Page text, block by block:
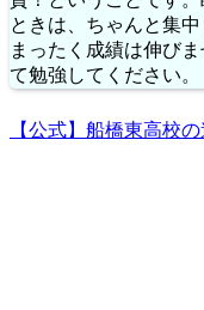
ときは、ちゃんと集
まったく成績は伸び
て勉強してください。
【公式】船橋東高校